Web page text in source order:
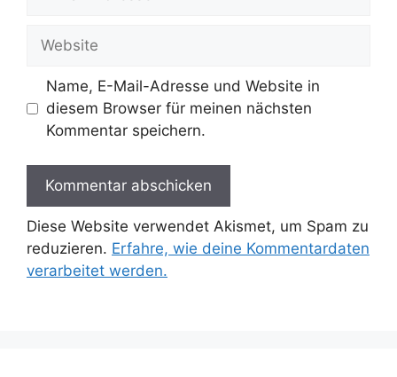
Website
Name, E-Mail-Adresse und Website in
diesem Browser für meinen nächsten
Kommentar speichern.
Diese Website verwendet Akismet, um Spam zu
reduzieren. Erfahre, wie deine Kommentardaten
verarbeitet werden.